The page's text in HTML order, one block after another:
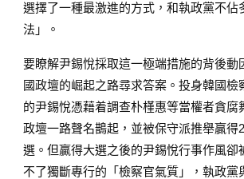
選擇了一種最激進的方式，和執政黨不佔
法」。
要瞭解尹錫悅採取這一極端措施的背後動
國政壇的崛起之路尋求答案。投身韓國檢
的尹錫悅憑藉着調查朴槿惠等當權者貪腐
政壇一路聲名鵲起，並被保守派推舉贏得
選。但贏得大選之後的尹錫悅行事作風卻
不了獨斷專行的「檢察官氣質」，執政黨